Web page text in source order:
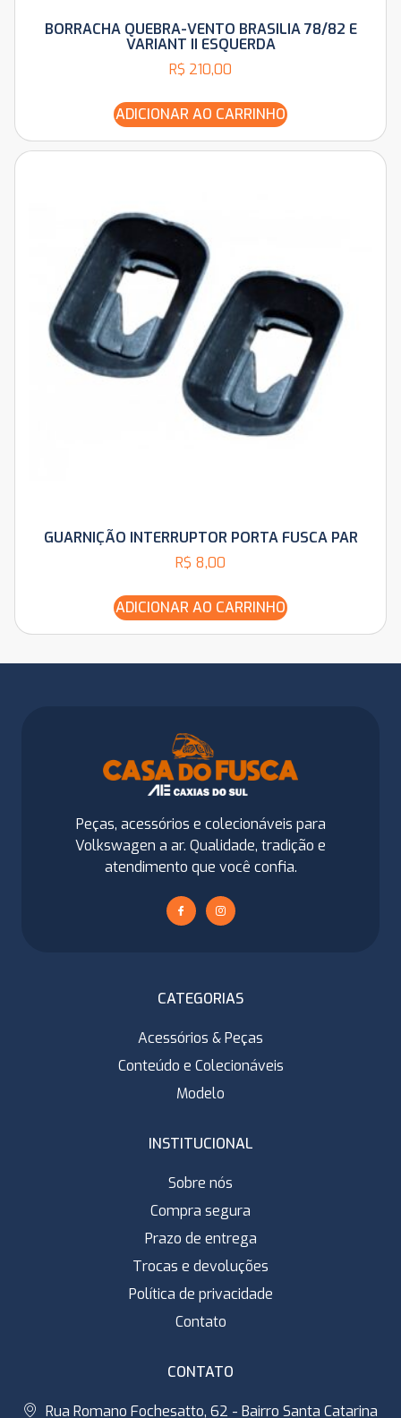
BORRACHA QUEBRA-VENTO BRASILIA 78/82 E
VARIANT II ESQUERDA
R$ 210,00
ADICIONAR AO CARRINHO
GUARNIÇÃO INTERRUPTOR PORTA FUSCA PAR
R$ 8,00
ADICIONAR AO CARRINHO
Peças, acessórios e colecionáveis para
Volkswagen a ar. Qualidade, tradição e
atendimento que você confia.
CATEGORIAS
Acessórios & Peças
Conteúdo e Colecionáveis
Modelo
INSTITUCIONAL
Sobre nós
Compra segura
Prazo de entrega
Trocas e devoluções
Política de privacidade
Contato
CONTATO
Rua Romano Fochesatto, 62 - Bairro Santa Catarina